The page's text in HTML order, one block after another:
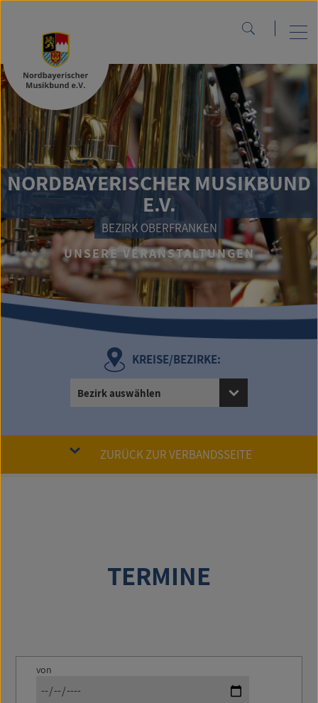
NORDBAYERISCHER MUSIKBUND
E.V.
BEZIRK OBERFRANKEN
UNSERE VERANSTALTUNGEN
KREISE/BEZIRKE:
Bezirk auswählen
ZURÜCK ZUR VERBANDSSEITE
TERMINE
von